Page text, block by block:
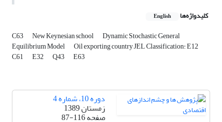
کلیدواژه‌ها English
C63 New Keynesian school Dynamic Stochastic General
Equilibrium Model Oil exporting country JEL Classification: E12
C61 E32 Q43 E63
دوره 10، شماره 4
زمستان 1389
صفحه87-116